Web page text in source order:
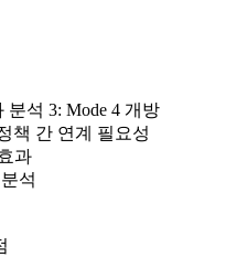
석 3: Mode 4 개방
책 간 연계 필요성
과
석